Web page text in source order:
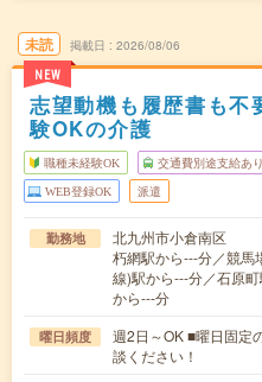
未読
NEW
掲載日 2026/08/06
志望動機も履歴書も不
験OKの介護
職種未経験OK 交通費別途支給あり
WEB登録OK 派遣
勤務地
北九州市小倉南区
朽網駅から---分／競馬
線)駅から---分／石原
から---分
曜日頻度
週2日～OK ■曜日固定
談ください！